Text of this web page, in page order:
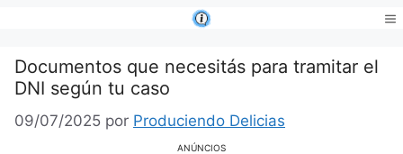
contenido
Documentos que necesitás para tramitar el
DNI según tu caso
09/07/2025 por Produciendo Delicias
ANÚNCIOS